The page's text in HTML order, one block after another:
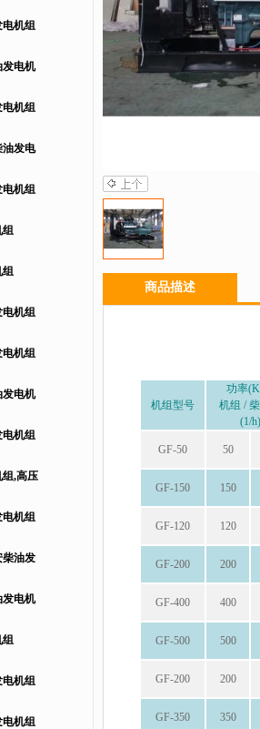
电机组
发电机
电机组
油发电
电机组
组
组
电机组
电机组
发电机
电机组
,高压
...
电机组
柴油发
发电机
组
电机组
电机组
商品描述
机组型号
功率
机组 /
(1/h)
GF-50 50
GF-150 150
GF-120 120
GF-200 200
GF-400 400
GF-500 500
GF-200 200
GF-350 350